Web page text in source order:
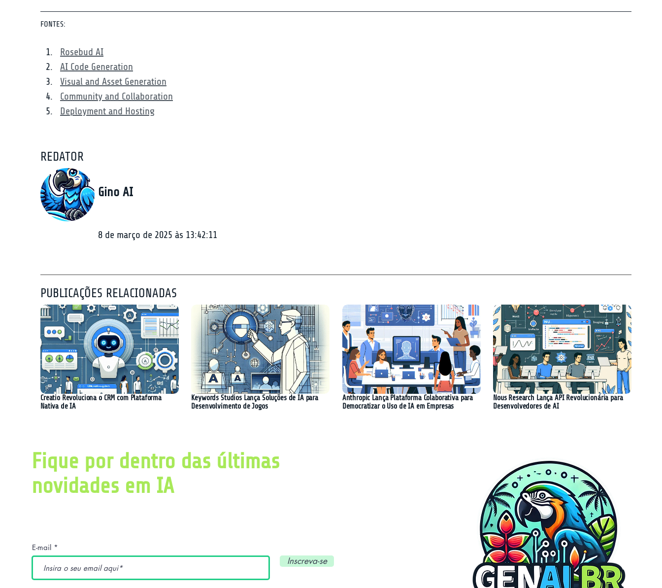
FONTES:
Rosebud AI
AI Code Generation
Visual and Asset Generation
Community and Collaboration
Deployment and Hosting
REDATOR
Gino AI
8 de março de 2025 às 13:42:11
PUBLICAÇÕES RELACIONADAS
Creatio Revoluciona o CRM com Plataforma
Nativa de IA
Keywords Studios Lança Soluções de IA para
Desenvolvimento de Jogos
Anthropic Lança Plataforma Colaborativa para
Democratizar o Uso de IA em Empresas
Nous Research Lança API Revolucionária para
Desenvolvedores de AI
Fique por dentro das últimas
novidades em IA
E-mail
Inscreva-se